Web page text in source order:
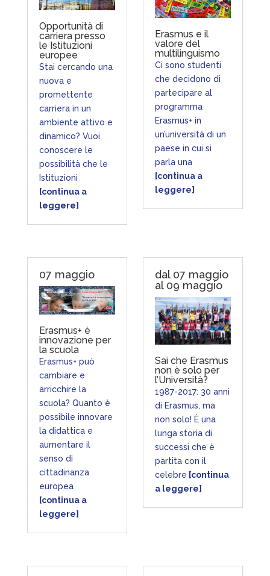
Opportunità di
carriera presso
le Istituzioni
europee
Stai cercando una
nuova e
promettente
carriera in un
ambiente attivo e
dinamico? Vuoi
conoscere le
possibilità che le
Istituzioni
[continua a
leggere]
Erasmus e il
valore del
multilinguismo
Ci sono studenti
che decidono di
partecipare al
programma
Erasmus+ in
un’università di un
paese in cui si
parla una
[continua a
leggere]
07 maggio
Erasmus+ è
innovazione per
la scuola
Erasmus+ può
cambiare e
arricchire la
scuola? Quanto è
possibile innovare
la didattica e
aumentare il
senso di
cittadinanza
europea
[continua a
leggere]
dal 07 maggio
al 09 maggio
Sai che Erasmus
non è solo per
l’Università?
1987-2017: 30 anni
di Erasmus, ma
non solo! È una
lunga storia di
successi che è
partita con il
celebre [continua
a leggere]